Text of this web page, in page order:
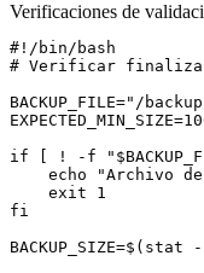
Verificaciones de
#!/bin/bash
# Verificar
BACKUP_FILE="/
if [ ! -f
echo "Archivo
    exit 1
fi